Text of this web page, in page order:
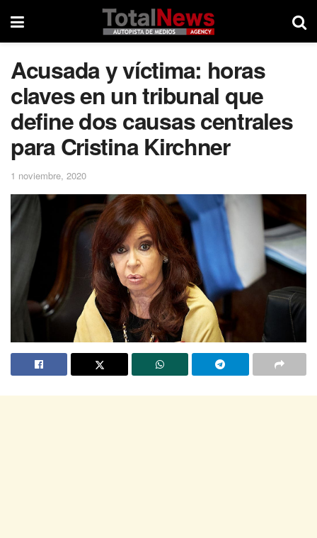
Acusada y víctima: horas
claves en un tribunal que
define dos causas centrales
para Cristina Kirchner
1 noviembre, 2020